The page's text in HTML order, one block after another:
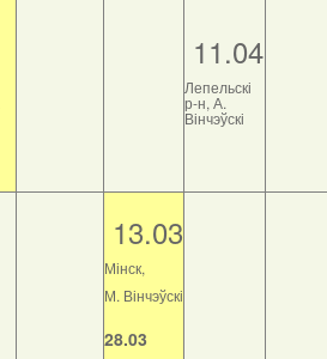
11.04
Лепельскі
р-н, А.
Вінчэўскі
13.03
Мінск,
М. Вінчэўскі
28.03